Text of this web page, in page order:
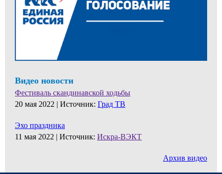
Видео новости
Фестиваль скандинавской ходьбы
20 мая 2022 | Источник: Град ТВ
Эхо праздника
11 мая 2022 | Источник: Искра-ВЭКТ
Архив видео